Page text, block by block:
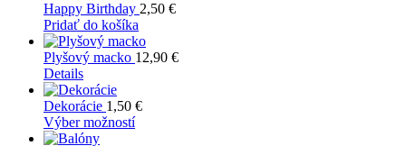
Happy Birthday 2,50 €
Pridať do košíka
Plyšový macko 12,90 €
Details
Dekorácie 1,50 €
Výber možnostíTento